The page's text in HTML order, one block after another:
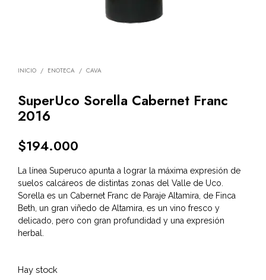
INICIO / ENOTECA / CAVA
SuperUco Sorella Cabernet Franc
2016
$194.000
La línea Superuco apunta a lograr la máxima expresión de
suelos calcáreos de distintas zonas del Valle de Uco.
Sorella es un Cabernet Franc de Paraje Altamira, de Finca
Beth, un gran viñedo de Altamira, es un vino fresco y
delicado, pero con gran profundidad y una expresión
herbal.
Hay stock